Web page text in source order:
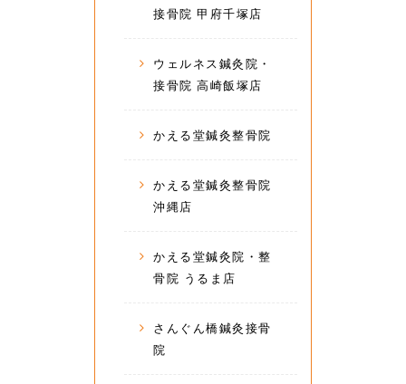
接骨院 甲府千塚店
ウェルネス鍼灸院・
接骨院 高崎飯塚店
かえる堂鍼灸整骨院
かえる堂鍼灸整骨院
沖縄店
かえる堂鍼灸院・整
骨院 うるま店
さんぐん橋鍼灸接骨
院